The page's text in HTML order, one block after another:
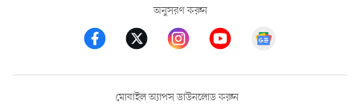
অনুসরণ করুন
মোবাইল অ্যাপস ডাউনলোড করুন